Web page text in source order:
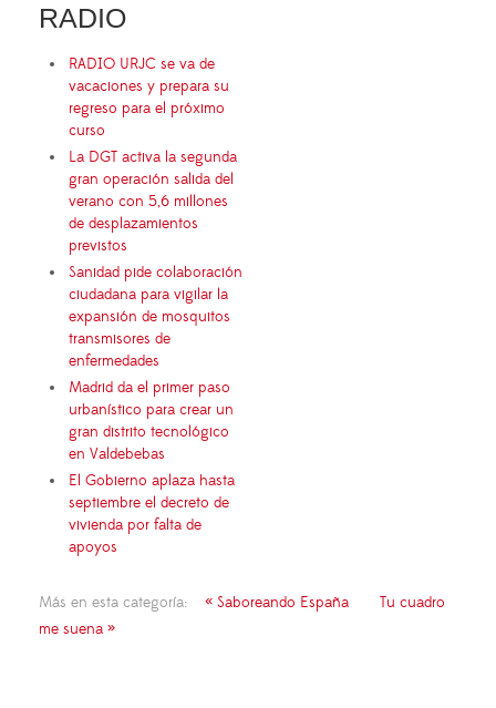
RADIO
RADIO URJC se va de
vacaciones y prepara su
regreso para el próximo
curso
La DGT activa la segunda
gran operación salida del
verano con 5,6 millones
de desplazamientos
previstos
Sanidad pide colaboración
ciudadana para vigilar la
expansión de mosquitos
transmisores de
enfermedades
Madrid da el primer paso
urbanístico para crear un
gran distrito tecnológico
en Valdebebas
El Gobierno aplaza hasta
septiembre el decreto de
vivienda por falta de
apoyos
Más en esta categoría: « Saboreando España
Tu cuadro
me suena »